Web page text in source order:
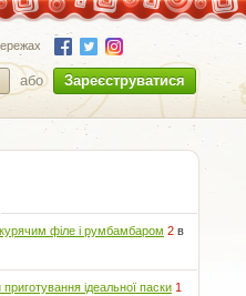
або Зареєструватися
філе і румбамбаром 2 в
приготування ідеальної паски 1